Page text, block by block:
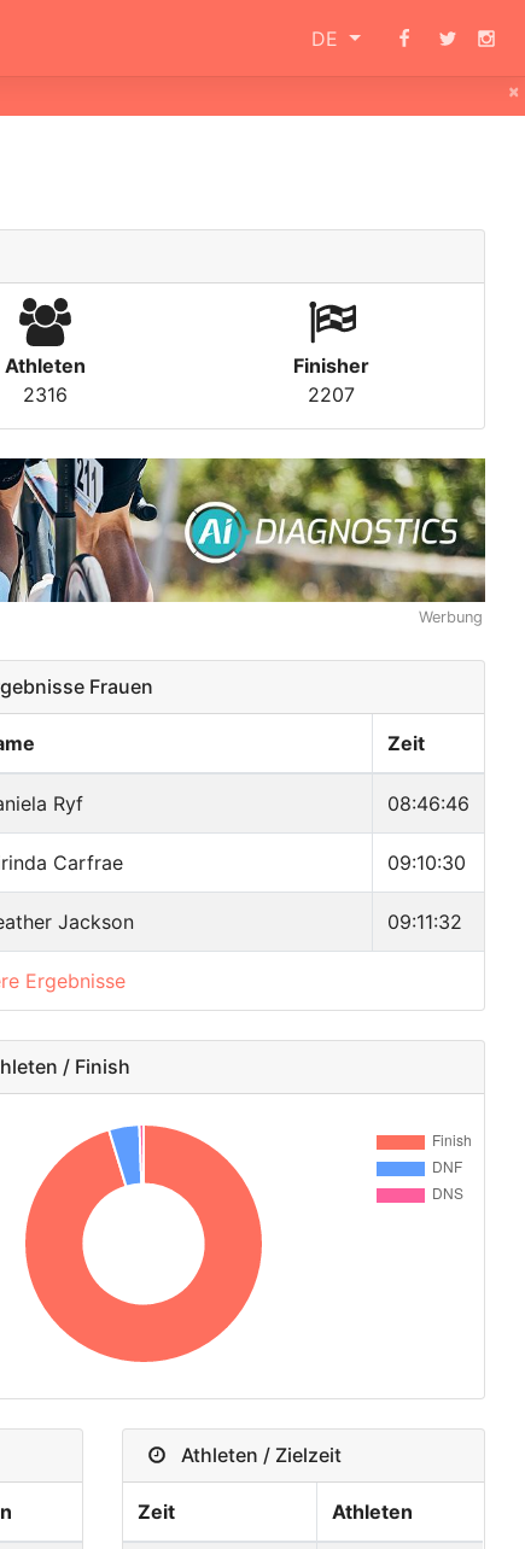
DE
×
Athleten
2316
Finisher
2207
Werbung
Frauen
Zeit
Ryf 08:46:46
Carfrae 09:10:30
Jackson 09:11:32
Ergebnisse
/ Finish
Athleten / Zielzeit
Zeit Athleten